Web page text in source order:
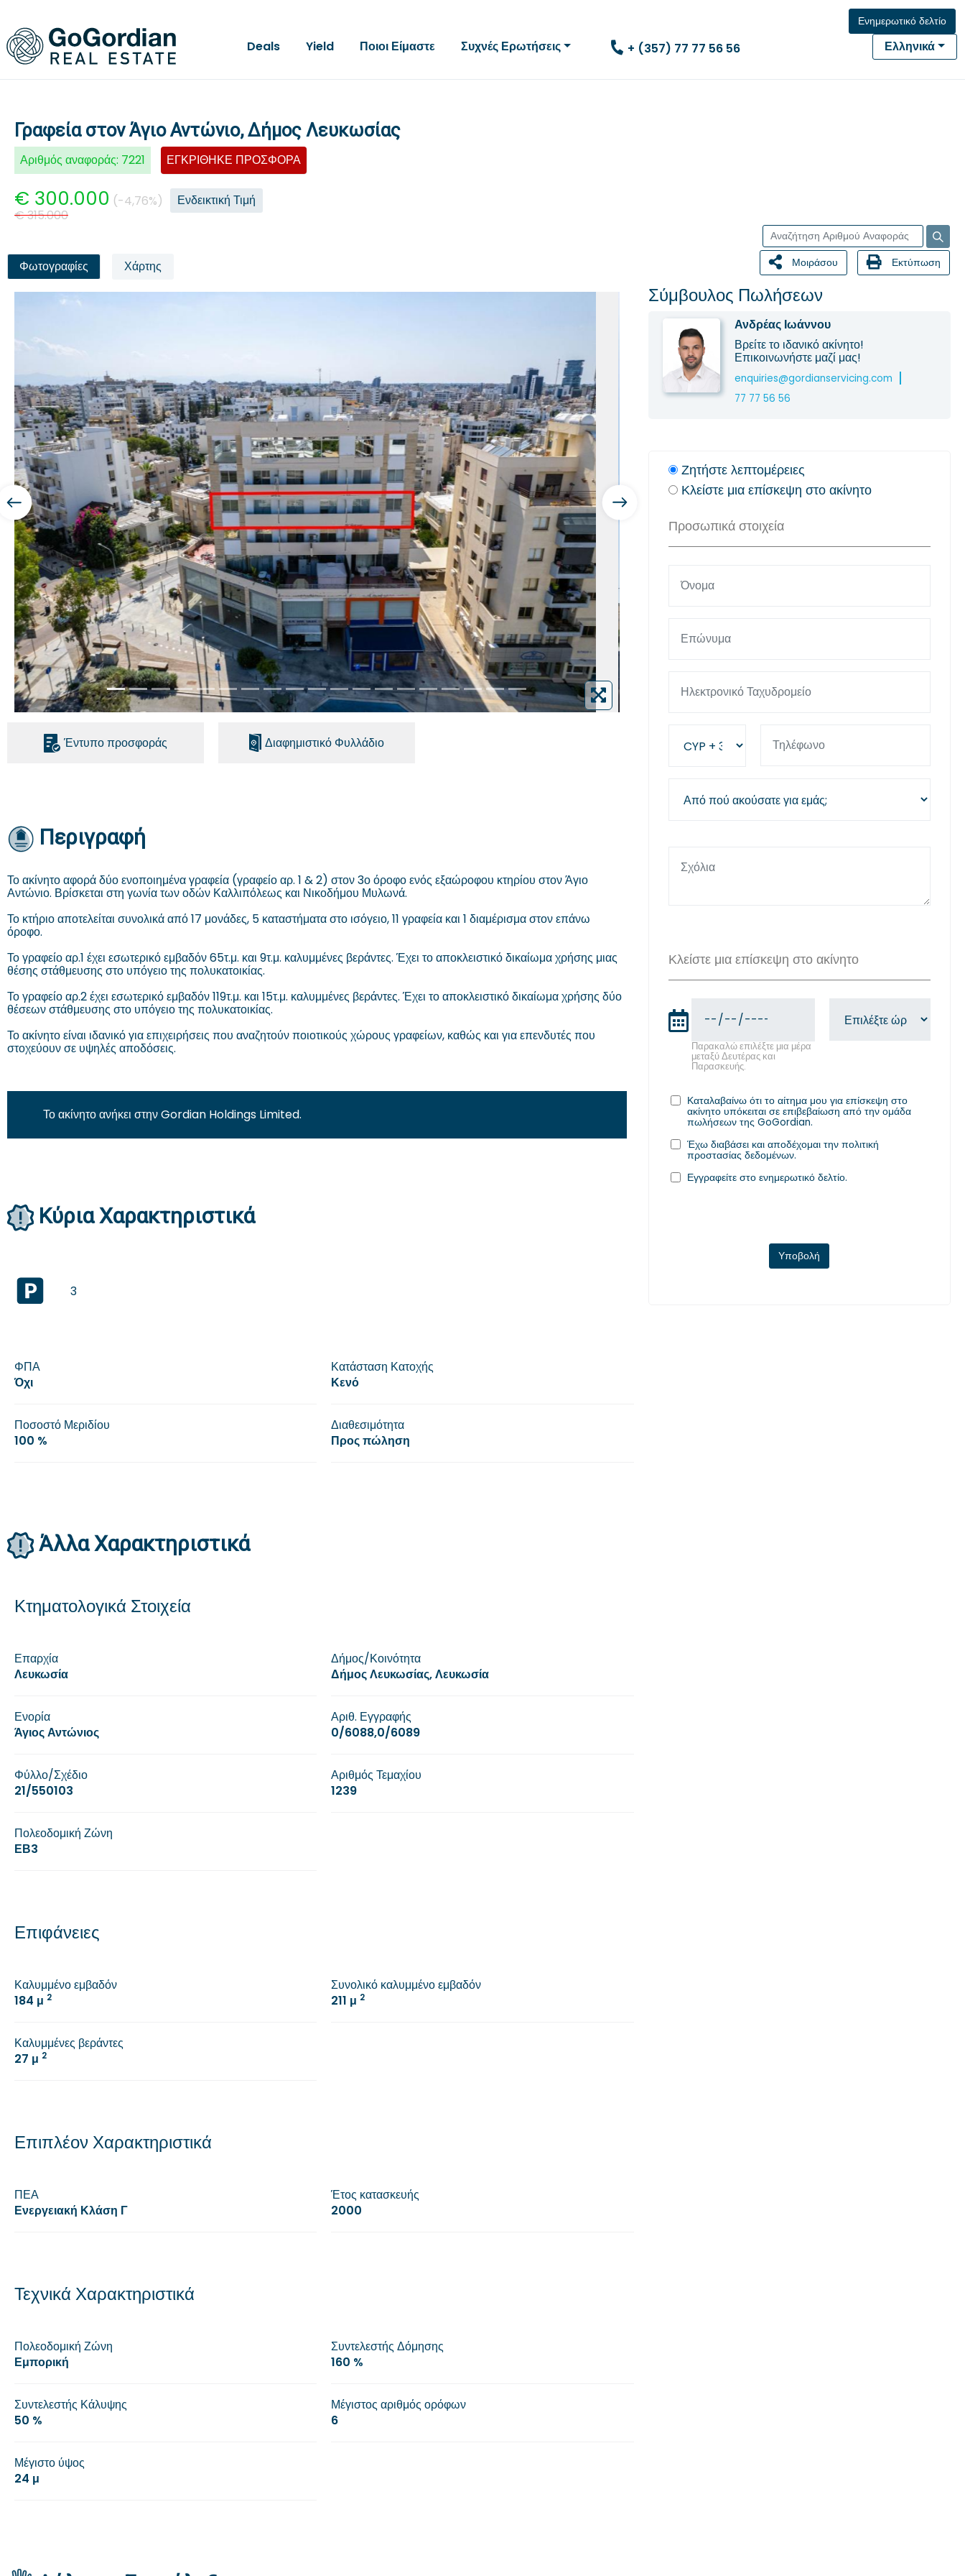
Deals Yield Ποιοι Είμαστε Συχνές Ερωτήσεις + (357) 77 77 56 56
Ενημερωτικό δελτίο
Ελληνικά
Γραφεία στον Άγιο Αντώνιο, Δήμος Λευκωσίας
Αριθμός αναφοράς: 7221 ΕΓΚΡΙΘΗΚΕ ΠΡΟΣΦΟΡΑ
€ 300.000 (-4,76%)
€ 315.000
Ενδεικτική Τιμή
Μοιράσου Εκτύπωση
Φωτογραφίες Χάρτης
Έντυπο προσφοράς Διαφημιστικό Φυλλάδιο
Περιγραφή
Το ακίνητο αφορά δύο ενοποιημένα γραφεία (γραφείο αρ. 1 & 2) στον 3ο όροφο ενός εξαώροφου κτηρίου στον Άγιο
Αντώνιο. Βρίσκεται στη γωνία των οδών Καλλιπόλεως και Νικοδήμου Μυλωνά.
Το κτήριο αποτελείται συνολικά από 17 μονάδες, 5 καταστήματα στο ισόγειο, 11 γραφεία και 1 διαμέρισμα στον επάνω
όροφο.
Το γραφείο αρ.1 έχει εσωτερικό εμβαδόν 65τ.μ. και 9τ.μ. καλυμμένες βεράντες. Έχει το αποκλειστικό δικαίωμα χρήσης μιας
θέσης στάθμευσης στο υπόγειο της πολυκατοικίας.
Το γραφείο αρ.2 έχει εσωτερικό εμβαδόν 119τ.μ. και 15τ.μ. καλυμμένες βεράντες. Έχει το αποκλειστικό δικαίωμα χρήσης δύο
θέσεων στάθμευσης στο υπόγειο της πολυκατοικίας.
Το ακίνητο είναι ιδανικό για επιχειρήσεις που αναζητούν ποιοτικούς χώρους γραφείων, καθώς και για επενδυτές που
στοχεύουν σε υψηλές αποδόσεις.
Το ακίνητο ανήκει στην Gordian Holdings Limited.
Κύρια Χαρακτηριστικά
3
ΦΠΑ
Όχι
Κατάσταση Κατοχής
Κενό
Ποσοστό Μεριδίου
100 %
Διαθεσιμότητα
Προς πώληση
Άλλα Xαρακτηριστικά
Κτηματολογικά Στοιχεία
Επαρχία
Λευκωσία
Δήμος/Κοινότητα
Δήμος Λευκωσίας, Λευκωσία
Ενορία
Άγιος Αντώνιος
Αριθ. Εγγραφής
0/6088,0/6089
Φύλλο/Σχέδιο
21/550103
Αριθμός Τεμαχίου
1239
Πολεοδομική Ζώνη
ΕΒ3
Επιφάνειες
Καλυμμένο εμβαδόν
184 μ 2
Συνολικό καλυμμένο εμβαδόν
211 μ 2
Καλυμμένες βεράντες
27 μ 2
Επιπλέον Χαρακτηριστικά
ΠΕΑ
Ενεργειακή Κλάση Γ
Έτος κατασκευής
2000
Τεχνικά Χαρακτηριστικά
Πολεοδομική Ζώνη
Εμπορική
Συντελεστής Δόμησης
160 %
Συντελεστής Κάλυψης
50 %
Μέγιστος αριθμός ορόφων
6
Μέγιστο ύψος
24 μ
Σύμβουλος Πωλήσεων
Ανδρέας Ιωάννου
Βρείτε το ιδανικό ακίνητο!
Επικοινωνήστε μαζί μας!
enquiries@gordianservicing.com
77 77 56 56
Ζητήστε λεπτομέρειες
Κλείστε μια επίσκεψη στο ακίνητο
Προσωπικά στοιχεία
Κλείστε μια επίσκεψη στο ακίνητο
Παρακαλώ επιλέξτε μια μέρα
μεταξύ Δευτέρας και
Παρασκευής.
Καταλαβαίνω ότι το αίτημα μου για επίσκεψη στο
ακίνητο υπόκειται σε επιβεβαίωση από την ομάδα
πωλήσεων της GoGordian.
Έχω διαβάσει και αποδέχομαι τηνπολιτική
προστασίας δεδομένων.
Εγγραφείτε στο ενημερωτικό δελτίο.
Υποβολή